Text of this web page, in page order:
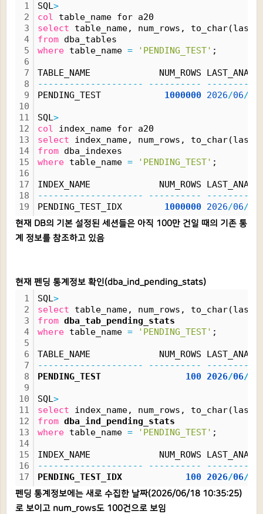
1
2
3
4
5
6
7
8
9
10
11
12
13
14
15
16
17
18
19
SQL>
col table_name for a20
select table_name, num_rows,
from dba_tables
where table_name = 'PENDING_TEST' ;
TABLE_NAME             NUM_ROWS LAST_ANAL
--------------------
----------
PENDING_TEST 1000000 2026/06/
SQL>
col index_name for a20
select index_name, num_rows,
from dba_indexes
where table_name = 'PENDING_TEST' ;
INDEX_NAME             NUM_ROWS LAST_ANAL
--------------------
----------
PENDING_TEST_IDX 1000000 2026/06/
현재 DB의 기본 설정된 세션들은 아직 100만 건일 때의 기존 통
계 정보를 참조하고 있음
현재 펜딩 통계정보 확인(dba_ind_pending_stats)
1
2
3
4
5
6
7
8
9
10
11
12
13
14
15
16
17
SQL>
select table_name, num_rows,
from dba_tab_pending_stats
where table_name = 'PENDING_TEST' ;
TABLE_NAME             NUM_ROWS LAST_ANAL
--------------------
----------
PENDING_TEST 100 2026/06/
SQL>
select index_name, num_rows,
from dba_ind_pending_stats
where table_name = 'PENDING_TEST' ;
INDEX_NAME             NUM_ROWS LAST_ANAL
--------------------
----------
PENDING_TEST_IDX 100 2026/06/
펜딩 통계정보에는 새로 수집한 날짜(2026/06/18 10:35:25)
로 보이고 num_rows도 100건으로 보임